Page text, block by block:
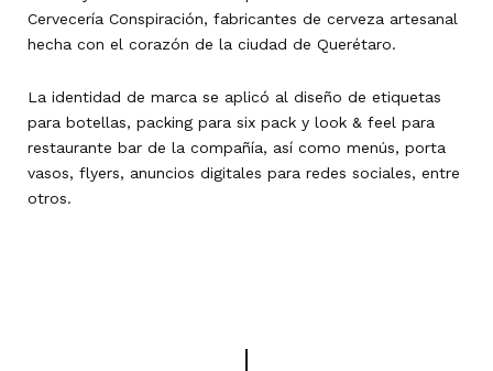
Cervecería Conspiración, fabricantes de cerveza artesanal
hecha con el corazón de la ciudad de Querétaro.
La identidad de marca se aplicó al diseño de etiquetas
para botellas, packing para six pack y look & feel para
restaurante bar de la compañía, así como menús, porta
vasos, flyers, anuncios digitales para redes sociales, entre
otros.